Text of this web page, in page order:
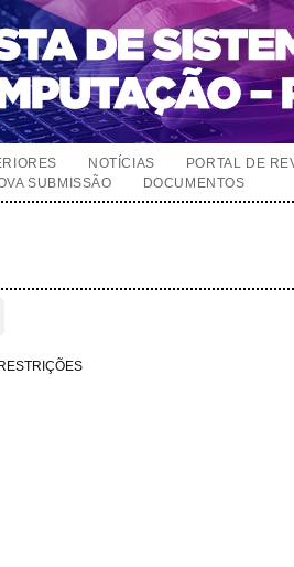
NOTÍCIAS
PORTAL DE
SUBMISSÃO DOCUMENTOS